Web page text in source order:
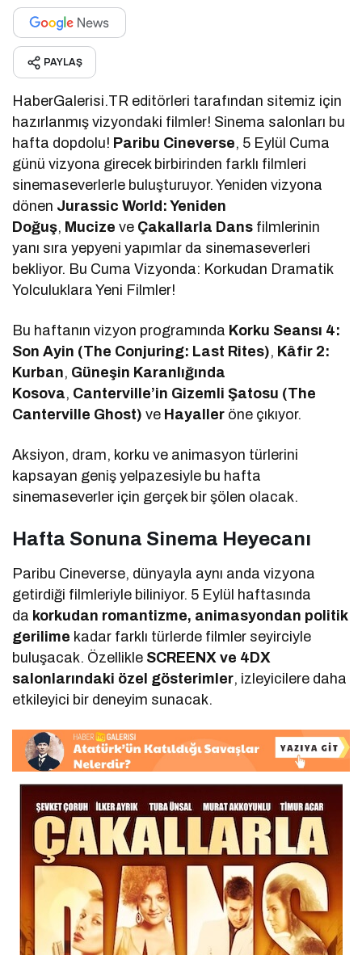
PAYLAŞ
HaberGalerisi.TR editörleri tarafından sitemiz için
hazırlanmış vizyondaki filmler! Sinema salonları bu
hafta dopdolu! Paribu Cineverse, 5 Eylül Cuma
günü vizyona girecek birbirinden farklı filmleri
sinemaseverlerle buluşturuyor. Yeniden vizyona
dönen Jurassic World: Yeniden
Doğuş, Mucize ve Çakallarla Dans filmlerinin
yanı sıra yepyeni yapımlar da sinemaseverleri
bekliyor. Bu Cuma Vizyonda: Korkudan Dramatik
Yolculuklara Yeni Filmler!
Bu haftanın vizyon programında Korku Seansı 4:
Son Ayin (The Conjuring: Last Rites), Kâfir 2:
Kurban, Güneşin Karanlığında
Kosova, Canterville’in Gizemli Şatosu (The
Canterville Ghost) ve Hayaller öne çıkıyor.
Aksiyon, dram, korku ve animasyon türlerini
kapsayan geniş yelpazesiyle bu hafta
sinemaseverler için gerçek bir şölen olacak.
Hafta Sonuna Sinema Heyecanı
Paribu Cineverse, dünyayla aynı anda vizyona
getirdiği filmleriyle biliniyor. 5 Eylül haftasında
da korkudan romantizme, animasyondan politik
gerilime kadar farklı türlerde filmler seyirciyle
buluşacak. Özellikle SCREENX ve 4DX
salonlarındaki özel gösterimler, izleyicilere daha
etkileyici bir deneyim sunacak.